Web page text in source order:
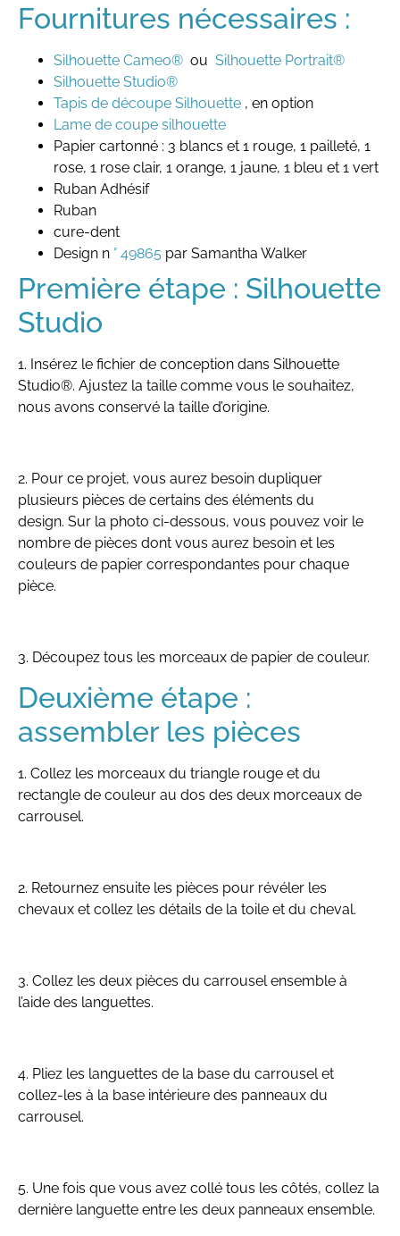
Fournitures nécessaires :
Silhouette Cameo® ou Silhouette Portrait®
Silhouette Studio®
Tapis de découpe Silhouette , en option
Lame de coupe silhouette
Papier cartonné : 3 blancs et 1 rouge, 1 pailleté, 1
rose, 1 rose clair, 1 orange, 1 jaune, 1 bleu et 1 vert
Ruban Adhésif
Ruban
cure-dent
Design n ° 49865 par Samantha Walker
Première étape : Silhouette
Studio
1. Insérez le fichier de conception dans Silhouette
Studio®. Ajustez la taille comme vous le souhaitez,
nous avons conservé la taille d’origine.
2. Pour ce projet, vous aurez besoin dupliquer
plusieurs pièces de certains des éléments du
design. Sur la photo ci-dessous, vous pouvez voir le
nombre de pièces dont vous aurez besoin et les
couleurs de papier correspondantes pour chaque
pièce.
3. Découpez tous les morceaux de papier de couleur.
Deuxième étape :
assembler les pièces
1. Collez les morceaux du triangle rouge et du
rectangle de couleur au dos des deux morceaux de
carrousel.
2. Retournez ensuite les pièces pour révéler les
chevaux et collez les détails de la toile et du cheval.
3. Collez les deux pièces du carrousel ensemble à
l’aide des languettes.
4. Pliez les languettes de la base du carrousel et
collez-les à la base intérieure des panneaux du
carrousel.
5. Une fois que vous avez collé tous les côtés, collez la
dernière languette entre les deux panneaux ensemble.